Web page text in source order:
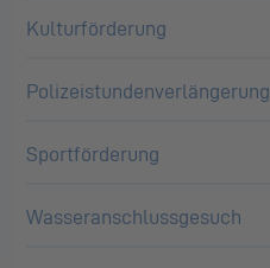
Kulturförderung
Polizeistundenverlängerung
Sportförderung
Wasseranschlussgesuch